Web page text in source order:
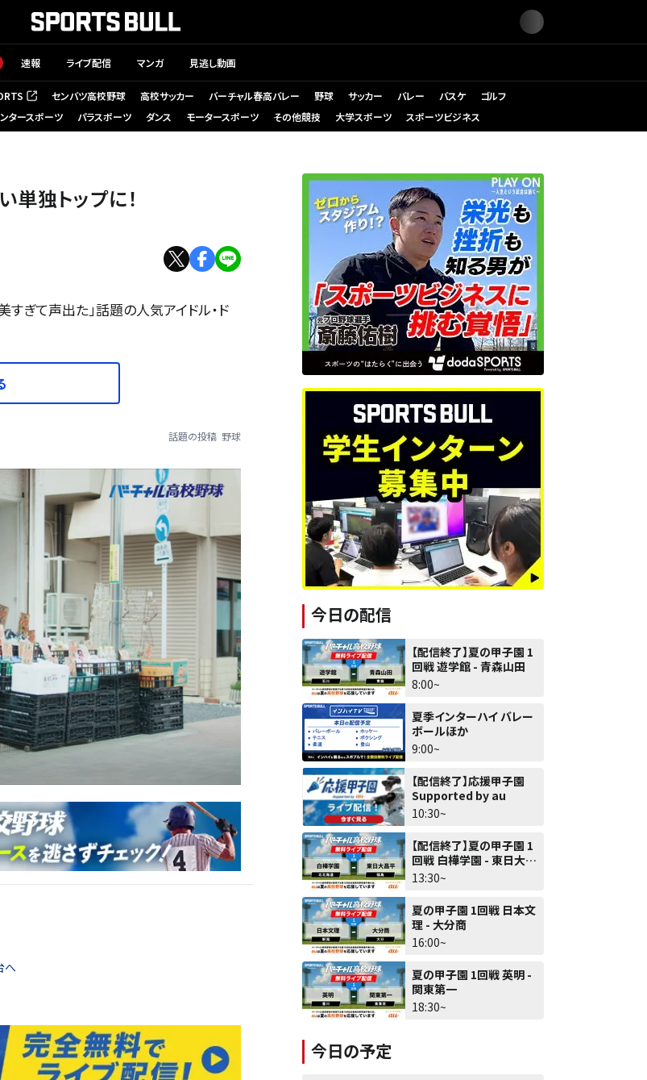
速報 ライブ配信 マンガ 見逃し動画
で開く） センバツ高校野球 高校サッカー バーチャル春高バレー 野球 サッカー バレー バスケ
ゴルフ
タースポーツ パラスポーツ ダンス モータースポーツ その他競技 大学スポーツ スポーツビジネス
独トップに！
すぎて声出た」話題の人気アイドル・ド
話題の投稿 野球
へ
今日の配信
【配信終了】夏の甲子園 1
回戦 遊学館 - 青森山田
8:00~
夏季インターハイ バレー
ボールほか
9:00~
【配信終了】応援甲子園
Supported by au
10:30~
【配信終了】夏の甲子園 1
回戦 白樺学園 - 東日大昌
平
13:30~
夏の甲子園 1回戦 日本文
理 - 大分商
16:00~
夏の甲子園 1回戦 英明 -
関東第一
18:30~
今日の予定